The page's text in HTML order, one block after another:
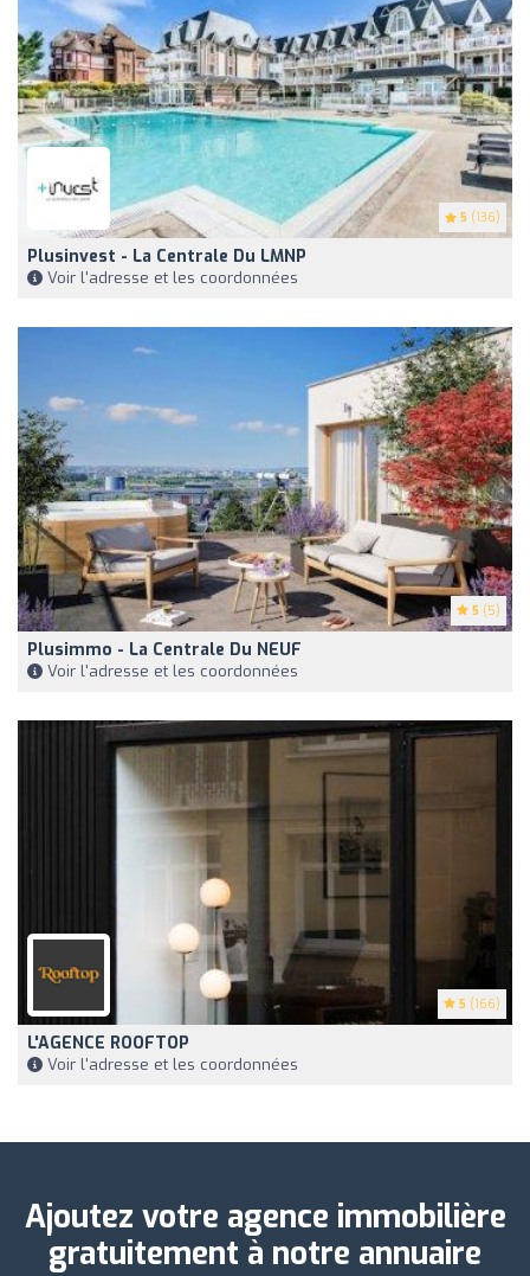
5 (136)
Plusinvest - La Centrale Du LMNP
Voir l'adresse et les coordonnées
5 (5)
Plusimmo - La Centrale Du NEUF
Voir l'adresse et les coordonnées
5 (166)
L'AGENCE ROOFTOP
Voir l'adresse et les coordonnées
Ajoutez votre agence immobilière
gratuitement à notre annuaire